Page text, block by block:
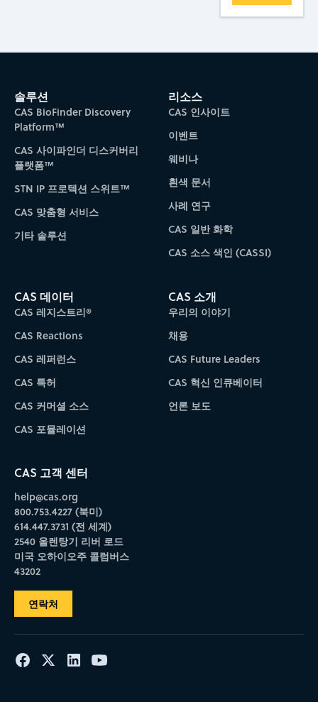
솔루션
CAS BioFinder Discovery
Platform™
CAS 사이파인더 디스커버리
플랫폼™
STN IP 프로텍션 스위트™
CAS 맞춤형 서비스
기타 솔루션
리소스
CAS 인사이트
이벤트
웨비나
흰색 문서
사례 연구
CAS 일반 화학
CAS 소스 색인 (CASSI)
CAS 데이터
CAS 레지스트리®
CAS Reactions
CAS 레퍼런스
CAS 특허
CAS 커머셜 소스
CAS 포뮬레이션
CAS 소개
우리의 이야기
채용
CAS Future Leaders
CAS 혁신 인큐베이터
언론 보도
CAS 고객 센터
help@cas.org
800.753.4227 (북미)
614.447.3731 (전 세계)
2540 올렌탕기 리버 로드
미국 오하이오주 콜럼버스
43202
연락처